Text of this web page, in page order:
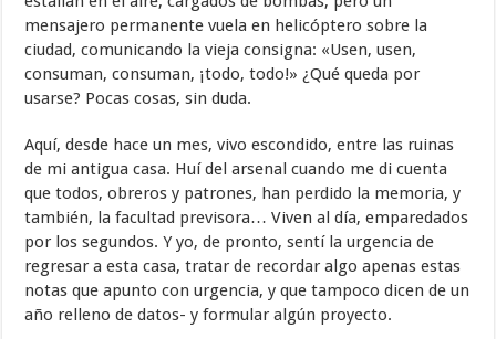
mensajero permanente vuela en helicóptero sobre la
ciudad, comunicando la vieja consigna: «Usen, usen,
consuman, consuman, ¡todo, todo!» ¿Qué queda por
usarse? Pocas cosas, sin duda.
Aquí, desde hace un mes, vivo escondido, entre las ruinas
de mi antigua casa. Huí del arsenal cuando me di cuenta
que todos, obreros y patrones, han perdido la memoria, y
también, la facultad previsora… Viven al día, emparedados
por los segundos. Y yo, de pronto, sentí la urgencia de
regresar a esta casa, tratar de recordar algo apenas estas
notas que apunto con urgencia, y que tampoco dicen de un
año relleno de datos- y formular algún proyecto.